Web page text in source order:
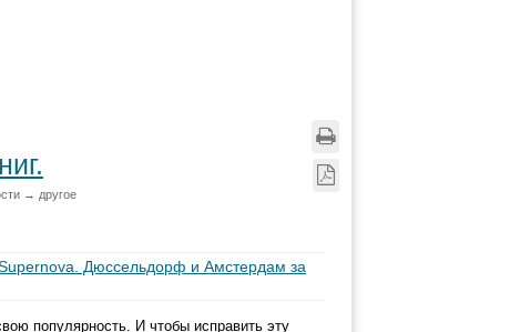
→ другое
Дюссельдорф и Амстердам за
популярность. И чтобы исправить эту